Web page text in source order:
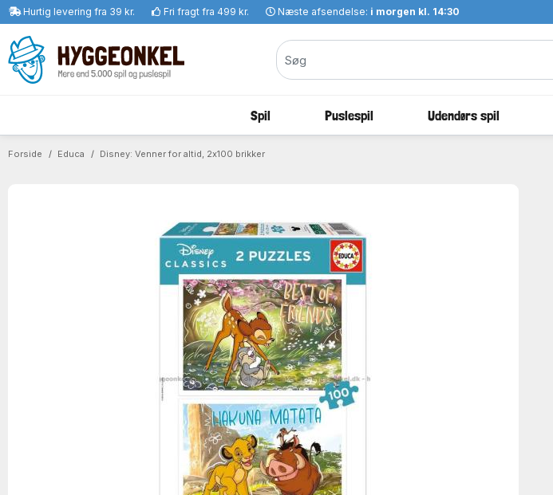
Hurtig levering fra 39 kr. Fri fragt fra 499 kr. Næste afsendelse: i morgen kl. 14:30
Spil Puslespil Udendørs spil
Forside Educa Disney: Venner for altid, 2x100 brikker